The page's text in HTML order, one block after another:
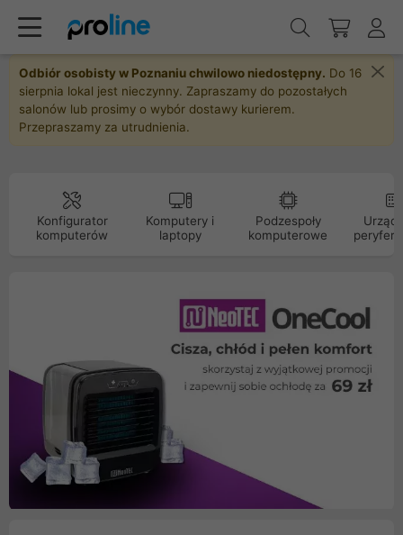
Odbiór osobisty w Poznaniu chwilowo niedostępny. Do 16
sierpnia lokal jest nieczynny. Zapraszamy do pozostałych
salonów lub prosimy o wybór dostawy kurierem.
Przepraszamy za utrudnienia.
Konfigurator
komputerów
Komputery i
laptopy
Podzespoły
komputerowe